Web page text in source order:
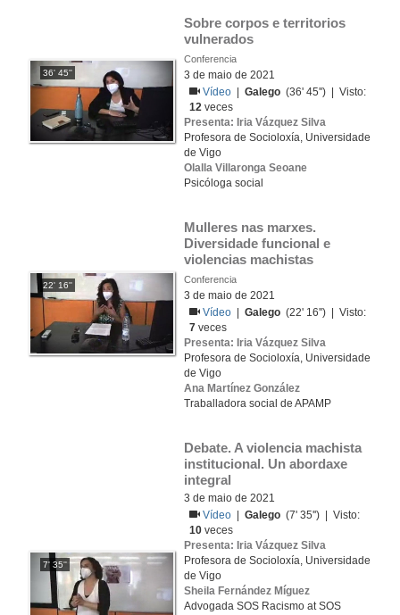
36' 45''
Sobre corpos e territorios
vulnerados
Conferencia
3 de maio de 2021
Vídeo
|Galego (36' 45'') | Visto:
12 veces
Presenta: Iria Vázquez Silva
Profesora de Socioloxía, Universidade
de Vigo
Olalla Villaronga Seoane
Psicóloga social
22' 16''
Mulleres nas marxes.
Diversidade funcional e
violencias machistas
Conferencia
3 de maio de 2021
Vídeo
|Galego (22' 16'') | Visto:
7 veces
Presenta: Iria Vázquez Silva
Profesora de Socioloxía, Universidade
de Vigo
Ana Martínez González
Traballadora social de APAMP
7' 35''
Debate. A violencia machista
institucional. Un abordaxe
integral
3 de maio de 2021
Vídeo
|Galego (7' 35'') | Visto:
10 veces
Presenta: Iria Vázquez Silva
Profesora de Socioloxía, Universidade
de Vigo
Sheila Fernández Míguez
Advogada SOS Racismo at SOS